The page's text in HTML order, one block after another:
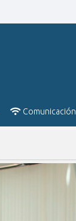
Comunicación